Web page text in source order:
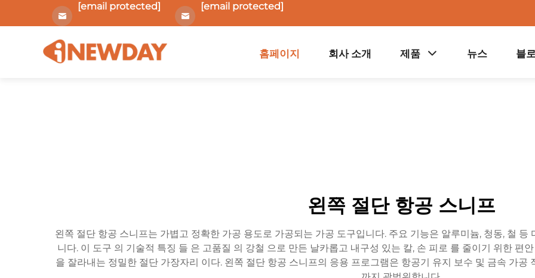
[email protected] [email protected]
홈페이지 회사 소개 제품 뉴스 블
왼쪽 절단 항공 스니프
왼쪽 절단 항공 스니프는 가볍고 정확한 가공 용도로 가공되는 가공 도구입니다. 주요 기능은 알루미늄, 청동, 철
니다. 이 도구 의 기술적 특징 들 은 고품질 의 강철 으로 만든 날카롭고 내구성 있는 칼, 손 피로 를 줄이기 위한 편
을 잘라내는 정밀한 절단 가장자리 이다. 왼쪽 절단 항공 스니프의 응용 프로그램은 항공기 유지 보수 및 금속 가공